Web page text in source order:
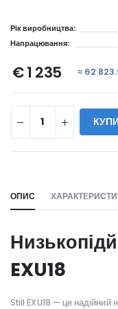
Рік виробництва:
Напрацювання:
€ 1 235 ≈ 62
ОПИС
EXU18
Still EXU18 — це надійний